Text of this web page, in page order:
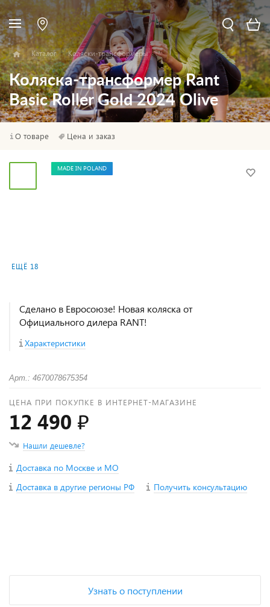
Каталог Коляски-трансформеры
Коляска-трансформер Rant
Basic Roller Gold 2024 Olive
О товаре Цена и заказ
ЕЩЁ 18
MADE IN POLAND
Сделано в Евросоюзе! Новая коляска от
Официального дилера RANT!
Характеристики
Арт.: 4670078675354
ЦЕНА ПРИ ПОКУПКЕ В ИНТЕРНЕТ-МАГАЗИНЕ
12 490 ₽
Нашли дешевле?
Доставка по Москве и МО
Доставка в другие регионы РФ
Получить консультацию
Узнать о поступлении